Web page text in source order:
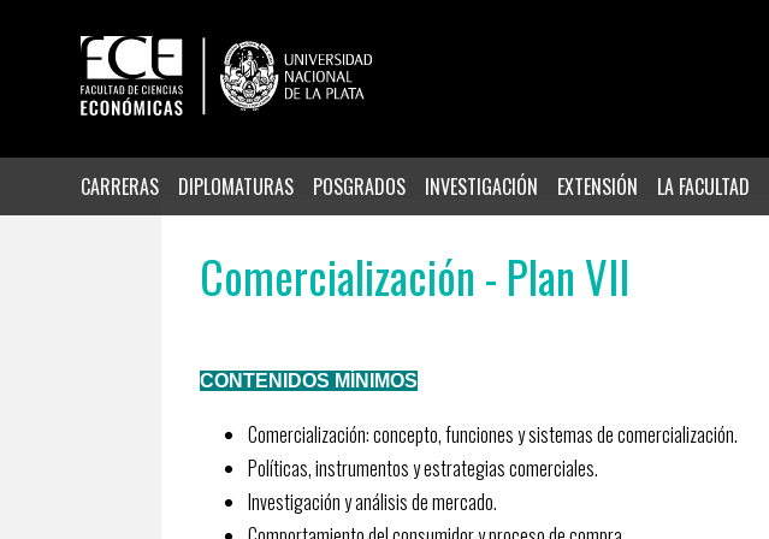
CARRERAS DIPLOMATURAS POSGRADOS INVESTIGACIÓN EXTENSIÓN LA FACULTAD
Comercialización - Plan VII
CONTENIDOS MÍNIMOS
Comercialización: concepto, funciones y sistemas de comercialización.
Políticas, instrumentos y estrategias comerciales.
Investigación y análisis de mercado.